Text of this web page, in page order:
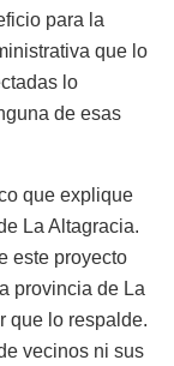
para la
que lo
lo
de esas
que explique
La Altagracia.
este proyecto
provincia de La
que lo respalde.
vecinos ni sus